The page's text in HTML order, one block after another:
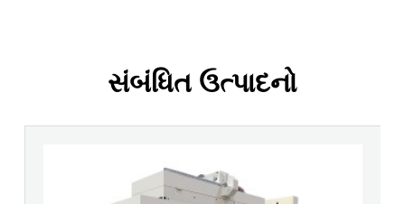
સંબંધિત ઉત્પાદનો